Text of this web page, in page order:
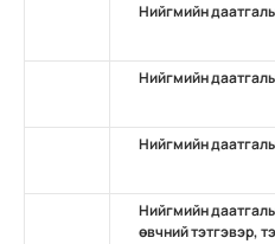
Нийгмийн
Нийгмийн
Нийгмийн
Нийгмийн
өвчний тэтгэвэр,